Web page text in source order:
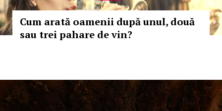
Cum arată oamenii după unul, două
sau trei pahare de vin?